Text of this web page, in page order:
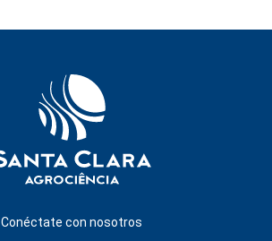
Conéctate con nosotros